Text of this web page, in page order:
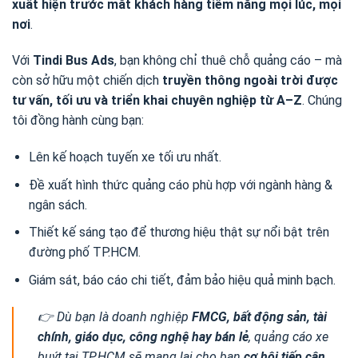
xuất hiện trước mắt khách hàng tiềm năng mọi lúc, mọi
nơi.
Với Tindi Bus Ads, bạn không chỉ thuê chỗ quảng cáo – mà
còn sở hữu một chiến dịch truyền thông ngoài trời được
tư vấn, tối ưu và triển khai chuyên nghiệp từ A–Z. Chúng
tôi đồng hành cùng bạn:
Lên kế hoạch tuyến xe tối ưu nhất.
Đề xuất hình thức quảng cáo phù hợp với ngành hàng &
ngân sách.
Thiết kế sáng tạo để thương hiệu thật sự nổi bật trên
đường phố TP.HCM.
Giám sát, báo cáo chi tiết, đảm bảo hiệu quả minh bạch.
👉 Dù bạn là doanh nghiệp FMCG, bất động sản, tài
chính, giáo dục, công nghệ hay bán lẻ, quảng cáo xe